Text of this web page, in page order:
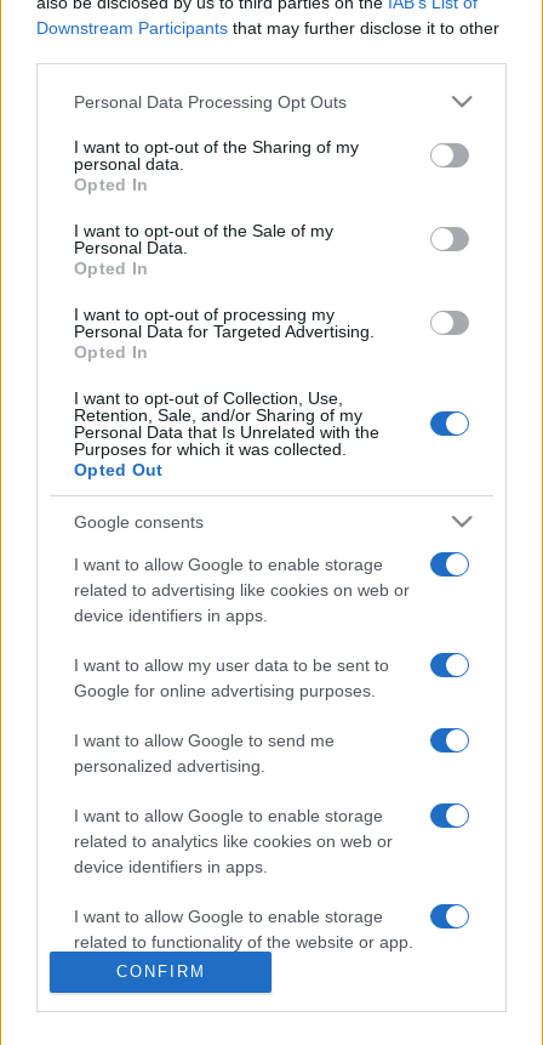
Downstream Participants that may further disclose it to other
Please note that this website/app uses one or more Google
not limited to your visit or usage behaviour. You may click to
grant or deny consent to Google and its third-party tags to
use your data for below specified purposes in below Google
consent section.
Personal Data Processing Opt Outs
I want to opt-out of the Sharing of my
personal data.
Opted In
I want to opt-out of the Sale of my
Personal Data.
Opted In
I want to opt-out of processing my
Personal Data for Targeted Advertising.
Opted In
I want to opt-out of Collection, Use,
Retention, Sale, and/or Sharing of my
Personal Data that Is Unrelated with the
Purposes for which it was collected.
Opted Out
Google consents
I want to allow Google to enable storage
related to advertising like cookies on web or
device identifiers in apps.
I want to allow my user data to be sent to
Google for online advertising purposes.
I want to allow Google to send me
personalized advertising.
I want to allow Google to enable storage
related to analytics like cookies on web or
device identifiers in apps.
I want to allow Google to enable storage
related to functionality of the website or app.
I want to allow Google to enable storage
related to personalization.
CONFIRM
Meilleurs scores
Spider Solitaire Description
Jouez gratuitement au Spider Solitaire en ligne, un jeu
de cartes classique qui met à l'épreuve votre stratégie
et vos talents de joueur.
Le Spider Solitaire, jeu de cartes intemporel, offre une
version revisitée des jeux de solitaire traditionnels.
L'objectif est de disposer les cartes en huit colonnes, en
ordre décroissant de couleur. Votre objectif est de créer
des séquences du Roi à l'As, pour finalement former des
Spider Solitaire est un jeu qui requiert à la fois adresse
et patience, où chaque action peut influencer votre
réussite.
Outre son côté divertissant, le Spider Solitaire offre des
stimulant mentalement et améliorant la résolution de
problèmes, la concentration et la mémoire. Que vous
recherchiez une expérience solo tranquille ou que vous
souhaitiez maîtriser les complexités du jeu, le Spider